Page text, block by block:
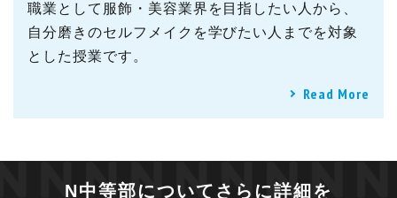
職業として服飾・美容業界を目指したい人から、
自分磨きのセルフメイクを学びたい人までを対象
とした授業です。
Read More
N中等部についてさらに詳細を